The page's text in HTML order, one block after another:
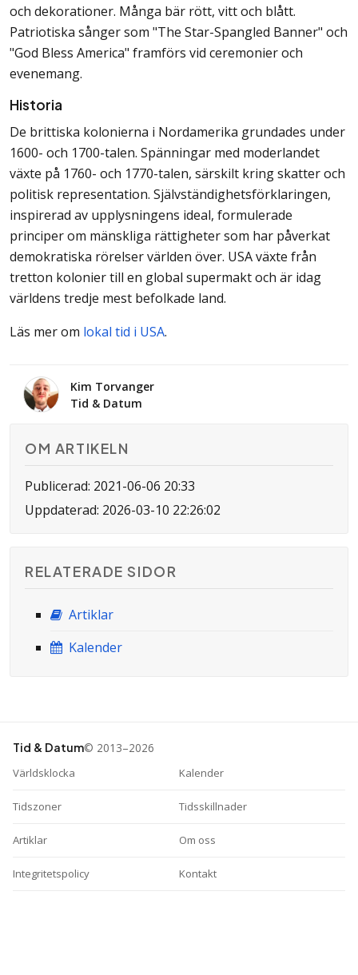
och dekorationer. Många bär rött, vitt och blått.
Patriotiska sånger som "The Star-Spangled Banner" och
"God Bless America" framförs vid ceremonier och
evenemang.
Historia
De brittiska kolonierna i Nordamerika grundades under
1600- och 1700-talen. Spänningar med moderlandet
växte på 1760- och 1770-talen, särskilt kring skatter och
politisk representation. Självständighetsförklaringen,
inspirerad av upplysningens ideal, formulerade
principer om mänskliga rättigheter som har påverkat
demokratiska rörelser världen över. USA växte från
tretton kolonier till en global supermakt och är idag
världens tredje mest befolkade land.
Läs mer om lokal tid i USA.
Kim Torvanger
Tid & Datum
OM ARTIKELN
Publicerad: 2021-06-06 20:33
Uppdaterad: 2026-03-10 22:26:02
RELATERADE SIDOR
Artiklar
Kalender
Tid & Datum© 2013–2026
Världsklocka Kalender
Tidszoner Tidsskillnader
Artiklar Om oss
Integritetspolicy Kontakt